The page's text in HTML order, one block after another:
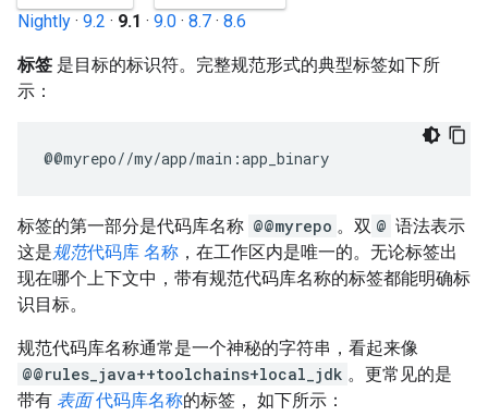
Nightly · 9.2 · 9.1 · 9.0 · 8.7 · 8.6
标签 是目标的标识符。完整规范形式的典型标签如下所
示：
标签的第一部分是代码库名称 @@myrepo 。双 @ 语法表示
这是规范代码库 名称 ，在工作区内是唯一的。无论标签出
现在哪个上下文中，带有规范代码库名称的标签都能明确标
识目标。
规范代码库名称通常是一个神秘的字符串，看起来像
@@rules_java++toolchains+local_jdk 。更常见的是
带有 表面代码库名称的标签， 如下所示：